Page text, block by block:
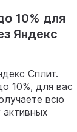
10% для
Яндекс
Сплит.
10%, для вас
всю